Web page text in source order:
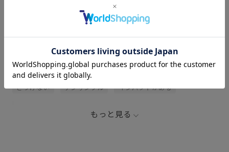
関連タグ
2BUY10%OFF対象商品 Tシャツ Tシャツに合わせる
さりげない アンサンブル インパクトがある
もっと見る